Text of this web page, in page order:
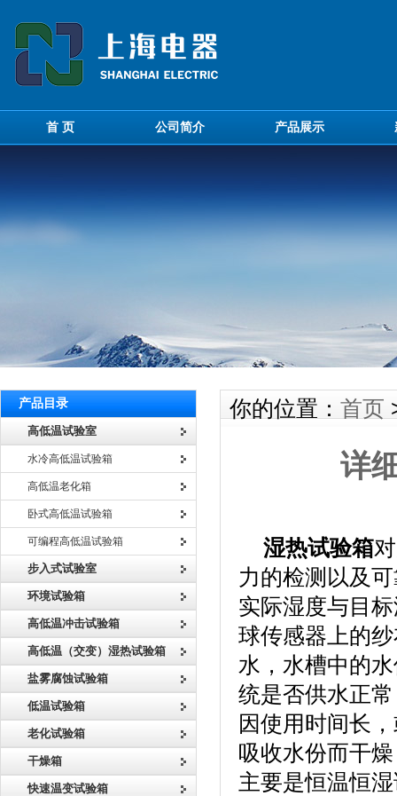
首 页 公司简介 产品展示
产品目录
高低温试验室
水冷高低温试验箱
高低温老化箱
卧式高低温试验箱
可编程高低温试验箱
步入式试验室
环境试验箱
高低温冲击试验箱
高低温（交变）湿热试验箱
盐雾腐蚀试验箱
低温试验箱
老化试验箱
干燥箱
快速温变试验箱
你的位置： 首页
详
湿热试验箱
力的检测以及
实际湿度与目
球传感器上的
水，水槽中的
统是否供水正
因使用时间长
吸收水份而干
主要是恒温恒